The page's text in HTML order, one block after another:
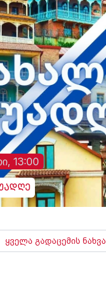
13:00
ყველა გადაცემის ნახვა